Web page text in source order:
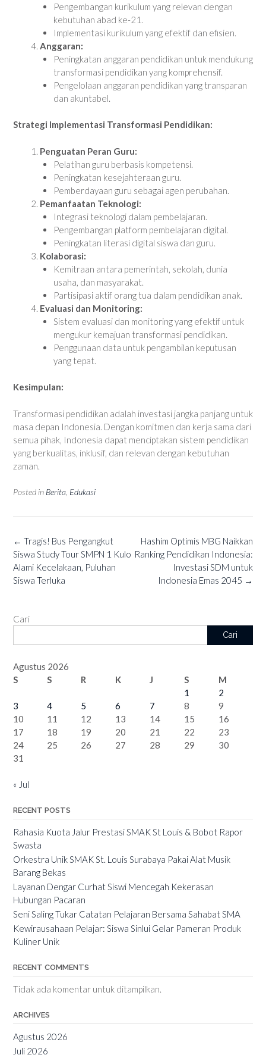
Pengembangan kurikulum yang relevan dengan
kebutuhan abad ke-21.
Implementasi kurikulum yang efektif dan efisien.
Anggaran:
Peningkatan anggaran pendidikan untuk mendukung
transformasi pendidikan yang komprehensif.
Pengelolaan anggaran pendidikan yang transparan
dan akuntabel.
Strategi Implementasi Transformasi Pendidikan:
Penguatan Peran Guru:
Pelatihan guru berbasis kompetensi.
Peningkatan kesejahteraan guru.
Pemberdayaan guru sebagai agen perubahan.
Pemanfaatan Teknologi:
Integrasi teknologi dalam pembelajaran.
Pengembangan platform pembelajaran digital.
Peningkatan literasi digital siswa dan guru.
Kolaborasi:
Kemitraan antara pemerintah, sekolah, dunia
usaha, dan masyarakat.
Partisipasi aktif orang tua dalam pendidikan anak.
Evaluasi dan Monitoring:
Sistem evaluasi dan monitoring yang efektif untuk
mengukur kemajuan transformasi pendidikan.
Penggunaan data untuk pengambilan keputusan
yang tepat.
Kesimpulan:
Transformasi pendidikan adalah investasi jangka panjang untuk
masa depan Indonesia. Dengan komitmen dan kerja sama dari
semua pihak, Indonesia dapat menciptakan sistem pendidikan
yang berkualitas, inklusif, dan relevan dengan kebutuhan
zaman.
Posted in Berita Edukasi
Post
navigation
Hashim Optimis MBG Naikkan
Ranking Pendidikan Indonesia:
Investasi SDM untuk
Indonesia Emas 2045 →
← Tragis! Bus Pengangkut
Siswa Study Tour SMPN 1 Kulo
Alami Kecelakaan, Puluhan
Siswa Terluka
Cari
Cari
Agustus 2026
S
S R K J S
M
1
2
3
4 5 6 7 8
9
10
11 12 13 14 15
16
17
18 19 20 21 22
23
24
25 26 27 28 29
30
31
« Jul
RECENT POSTS
Rahasia Kuota Jalur Prestasi SMAK St Louis & Bobot Rapor
Swasta
Orkestra Unik SMAK St. Louis Surabaya Pakai Alat Musik
Barang Bekas
Layanan Dengar Curhat Siswi Mencegah Kekerasan
Hubungan Pacaran
Seni Saling Tukar Catatan Pelajaran Bersama Sahabat SMA
Kewirausahaan Pelajar: Siswa Sinlui Gelar Pameran Produk
Kuliner Unik
RECENT COMMENTS
Tidak ada komentar untuk ditampilkan.
ARCHIVES
Agustus 2026
Juli 2026